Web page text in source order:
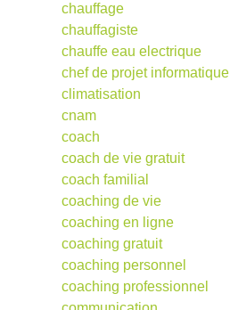
chauffage
chauffagiste
chauffe eau electrique
chef de projet informatique
climatisation
cnam
coach
coach de vie gratuit
coach familial
coaching de vie
coaching en ligne
coaching gratuit
coaching personnel
coaching professionnel